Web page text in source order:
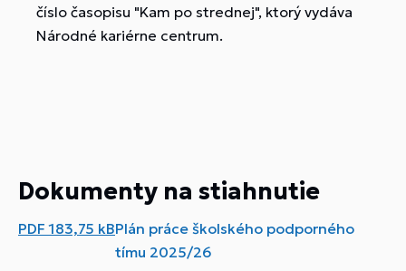
číslo časopisu "Kam po strednej", ktorý vydáva
Národné kariérne centrum.
Dokumenty na stiahnutie
PDF183,75 kBPlán práce školského podporného
tímu 2025/26